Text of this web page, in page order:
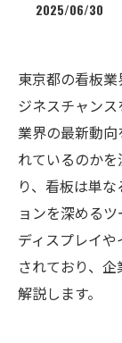
2025/06/30
東京都の看板
ジネスチャン
業界の最新動
れているのか
り、看板は単
ョンを深めるツ
ディスプレイ
されており、
解説します。